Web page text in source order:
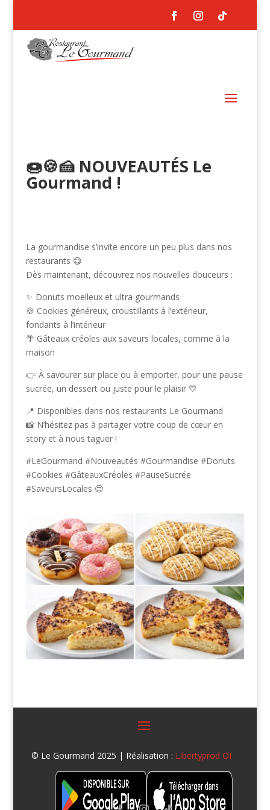
🍩🍪🍰 NOUVEAUTÉS Le
Gourmand !
La gourmandise s’invite encore un peu plus dans nos
restaurants 😋
Dès maintenant, découvrez nos nouvelles douceurs :
✨ Donuts moelleux et ultra gourmands
🍪 Cookies généreux, croustillants à l’extérieur,
fondants à l’intérieur
🌴 Gâteaux créoles aux saveurs locales, comme à la
maison
👉 À savourer sur place ou à emporter, pour une pause
sucrée, un dessert ou juste pour le plaisir 💛
📍 Disponibles dans nos restaurants Le Gourmand
📸 N’hésitez pas à partager votre coup de cœur en
story et à nous taguer !
#LeGourmand #Nouveautés #Gourmandise #Donuts
#Cookies #GâteauxCréoles #PauseSucrée
#SaveursLocales 😍
© Le Gourmand 2025 | Réalisation : Libertyprod OI